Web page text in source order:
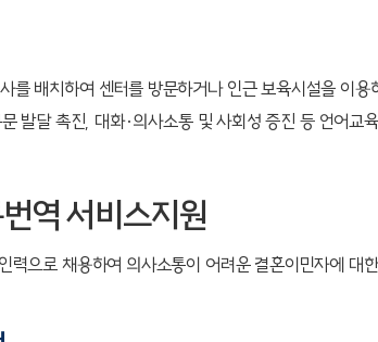
를 배치하여 센터를 방문하거나 인근 보육시설을 이
발달 촉진, 대화·의사소통 및 사회성 증진 등 언어교
역 서비스지원
력으로 채용하여 의사소통이 어려운 결혼이민자에 대